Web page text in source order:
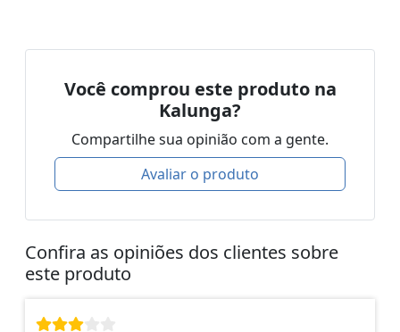
Você comprou este produto na
Kalunga?
Compartilhe sua opinião com a gente.
Avaliar o produto
Confira as opiniões dos clientes sobre
este produto